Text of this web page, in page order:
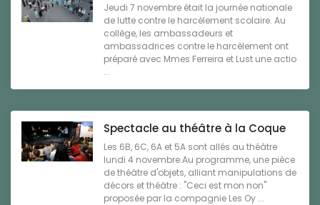
Jeudi 7 novembre était la journée nationale
de lutte contre le harcèlement scolaire. Au
collège, les ambassadeurs et
ambassadrices contre le harcèlement ont
préparé avec Mmes Ferreira et Lust une actio
...
Spectacle au théâtre à la Coque
Les 6B, 6C, 6A et 5A sont allés au théâtre
lundi 4 novembre.Au programme, une pièce
de théâtre d'objets, alliant manipulations de
décors et théâtre : "Ceci est mon non"
proposée par la compagnie Les Oy ...